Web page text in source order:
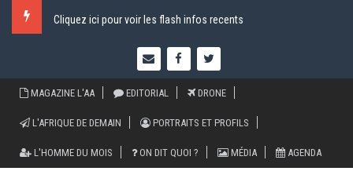
Cliquez ici pour voir les flash infos recents
MAGAZINE L'AA EDITORIAL DRONE
L'AFRIQUE DE DEMAIN PORTRAITS ET PROFILS
L'HOMME DU MOIS ON DIT QUOI ? MÉDIA AGENDA